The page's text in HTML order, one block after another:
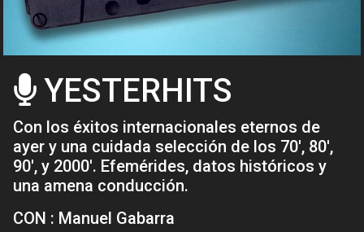
YESTERHITS
Con los éxitos internacionales eternos de
ayer y una cuidada selección de los 70', 80',
90', y 2000'. Efemérides, datos históricos y
una amena conducción.
CON : Manuel Gabarra